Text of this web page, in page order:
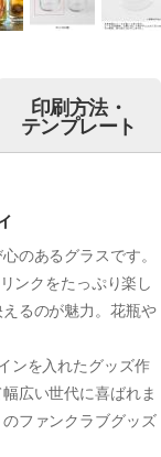
印刷方法・
テンプレート
のあるグラスです。
ンクをたっぷり楽し
るのが魅力。花瓶や
ンを入れたグッズ作
広い世代に喜ばれま
ファンクラブグッズ